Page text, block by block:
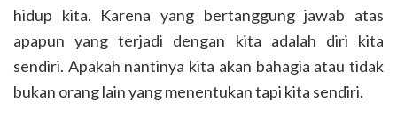
hidup kita. Karena yang bertanggung jawab atas
apapun yang terjadi dengan kita adalah diri kita
sendiri. Apakah nantinya kita akan bahagia atau tidak
bukan orang lain yang menentukan tapi kita sendiri.